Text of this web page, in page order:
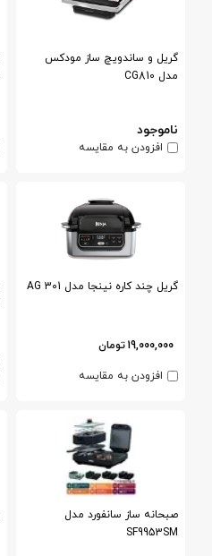
گریل و ساندویچ ساز مودکس
مدل CG810
ناموجود
افزودن به مقایسه
گریل چند کاره نینجا مدل AG 301
19,000,000تومان
افزودن به مقایسه
صبحانه ساز سانفورد مدل
SF9953SM